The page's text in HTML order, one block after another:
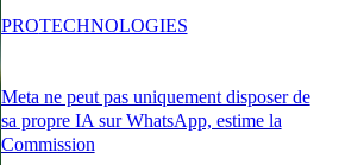
Meta ne peut pas uniquement disposer de
sa propre IA sur WhatsApp, estime la
Commission
PROTECHNOLOGIES